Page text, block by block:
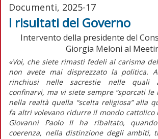
Documenti, 2025-17
I risultati del Governo
Intervento della presidente del
Giorgia Meloni al
«Voi, che siete rimasti fedeli al carisma
non avete mai disprezzato la politica.
rinchiusi nelle sacrestie nelle quali
confinarvi, ma vi siete sempre “sporcati le
nella realtà quella “scelta religiosa” alla
fa altri volevano ridurre il mondo cattolico
Giovanni Paolo II ha ribaltato,
coerenza, nella distinzione degli ambiti,